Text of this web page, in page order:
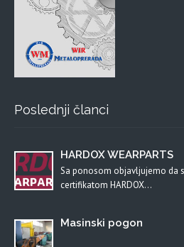
Poslednji članci
HARDOX WEARPARTS
Sa ponosom objavljujemo da
certifikatom HARDOX…
Masinski pogon